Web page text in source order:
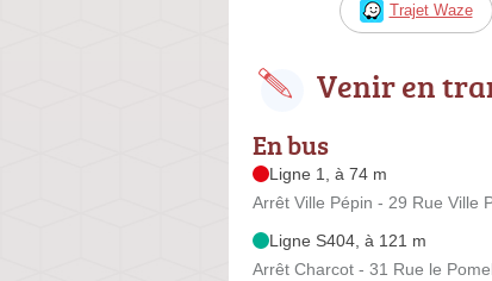
Trajet Waze
Venir en
En bus
Ligne 1, à 74 m
Arrêt Ville Pépin - 29 Rue Ville
Ligne S404, à 121 m
Arrêt Charcot - 31 Rue le